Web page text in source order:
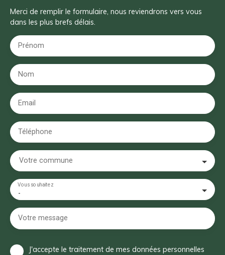
Merci de remplir le formulaire, nous reviendrons vers vous
dans les plus brefs délais.
Prénom
Nom
Email
Téléphone
Votre commune
-
Vous souhaitez
Votre message
J'accepte le traitement de mes données personnelles